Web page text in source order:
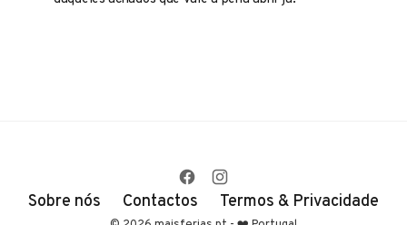
Sobre nós Contactos Termos & Privacidade